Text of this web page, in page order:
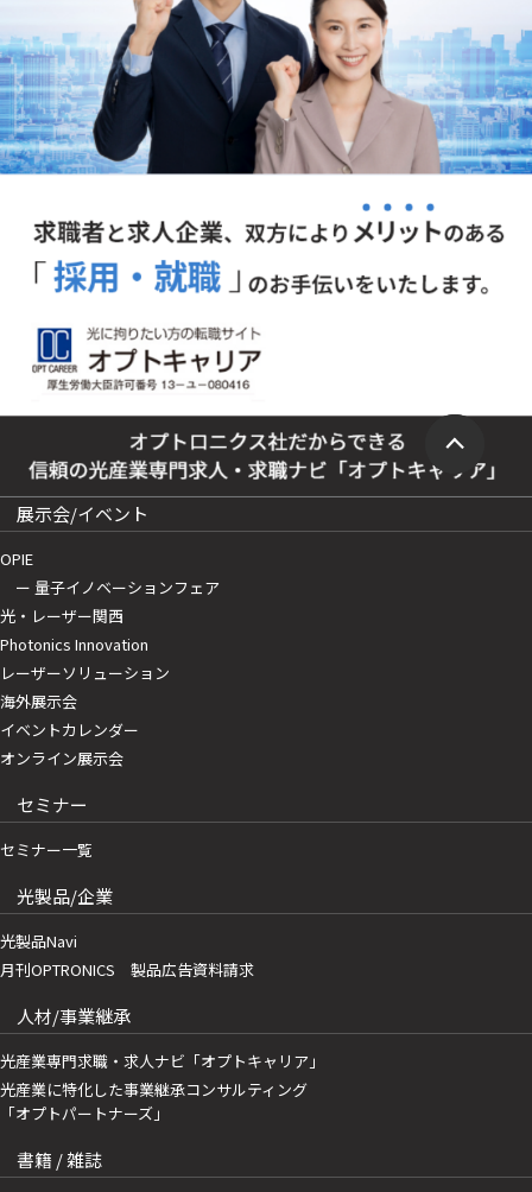
展示会/イベント
OPIE
ー 量子イノベーションフェア
光・レーザー関西
Photonics Innovation
レーザーソリューション
海外展示会
イベントカレンダー
オンライン展示会
セミナー
セミナー一覧
光製品/企業
光製品Navi
月刊OPTRONICS 製品広告資料請求
人材/事業継承
光産業専門求職・求人ナビ「オプトキャリア」
光産業に特化した事業継承コンサルティング
「オプトパートナーズ」
書籍 / 雑誌